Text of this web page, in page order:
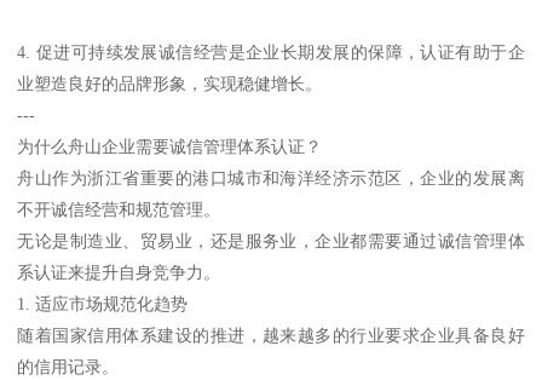
4. 促进可持续发展诚信经营是企业长期发展的保障，认证有助于企
业塑造良好的品牌形象，实现稳健增长。
---
为什么舟山企业需要诚信管理体系认证？
舟山作为浙江省重要的港口城市和海洋经济示范区，企业的发展离
不开诚信经营和规范管理。
无论是制造业、贸易业，还是服务业，企业都需要通过诚信管理体
系认证来提升自身竞争力。
1. 适应市场规范化趋势
随着国家信用体系建设的推进，越来越多的行业要求企业具备良好
的信用记录。